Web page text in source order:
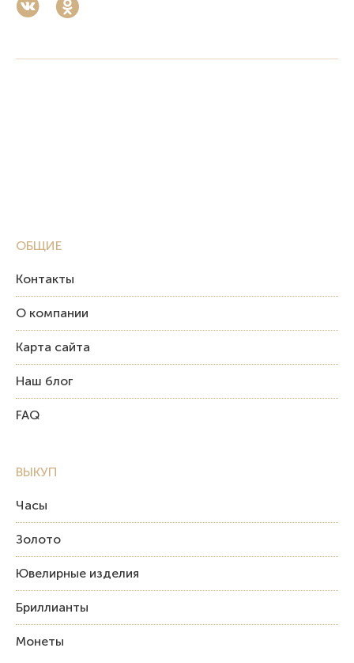
ОБЩИЕ
Контакты
О компании
Карта сайта
Наш блог
FAQ
ВЫКУП
Часы
Золото
Ювелирные изделия
Бриллианты
Монеты